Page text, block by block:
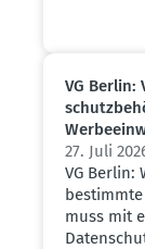
VG
27. Juli
VG Berlin:
muss mit